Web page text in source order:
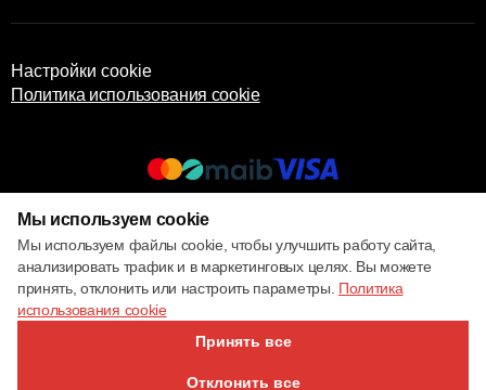
Настройки cookie
Политика использования cookie
© 2017 – 2026 ECOM
Мы используем cookie
Мы используем файлы cookie, чтобы улучшить работу сайта,
анализировать трафик и в маркетинговых целях. Вы можете
принять, отклонить или настроить параметры. Политика
использования cookie
Принять все
Отклонить все